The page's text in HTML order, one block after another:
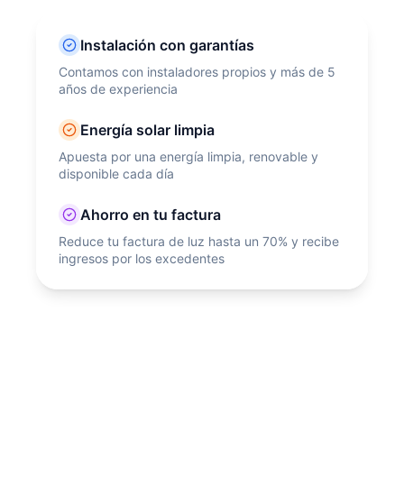
Instalación con garantías
Contamos con instaladores propios y más de 5
años de experiencia
Energía solar limpia
Apuesta por una energía limpia, renovable y
disponible cada día
Ahorro en tu factura
Reduce tu factura de luz hasta un 70% y recibe
ingresos por los excedentes